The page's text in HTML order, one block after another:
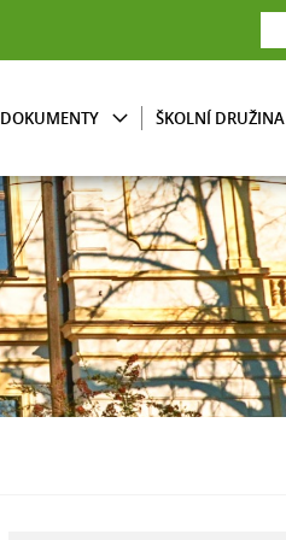
DOKUMENTY ŠKOLNÍ DRUŽINA